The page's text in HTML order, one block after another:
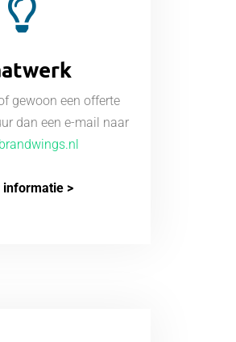
gewoon een offerte
dan een e-mail naar
informatie >